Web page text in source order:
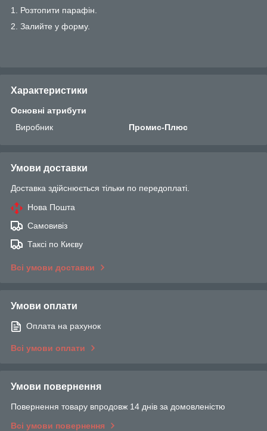
1. Розтопити парафін.
2. Залийте у форму.
Характеристики
Основні атрибути
Виробник
Промис-Плюс
Умови доставки
Доставка здійснюється тільки по передоплаті.
Нова Пошта
Самовивіз
Таксі по Києву
Всі умови доставки
Умови оплати
Оплата на рахунок
Всі умови оплати
Умови повернення
Повернення товару впродовж 14 днів за домовленістю
Всі умови повернення